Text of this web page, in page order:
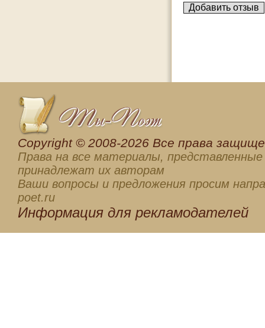
Сopyright © 2008-2026 Все права
Права на все материалы, представленные
принадлежат их авторам
Ваши вопросы и предложения просим
poet.ru
Информация для рекламодателей